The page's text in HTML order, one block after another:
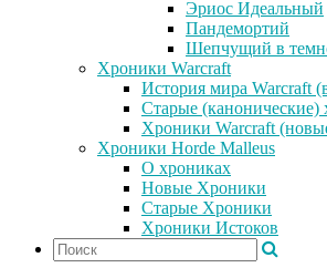
Эриос Идеальный
Пандемортий
Шепчущий в
Хроники Warcraft
История мира Warcraft
Старые (канонические)
Хроники Warcraft
Хроники Horde Malleus
О хрониках
Новые Хроники
Старые Хроники
Хроники Истоков